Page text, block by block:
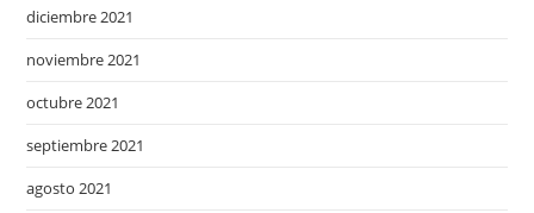
diciembre 2021
noviembre 2021
octubre 2021
septiembre 2021
agosto 2021